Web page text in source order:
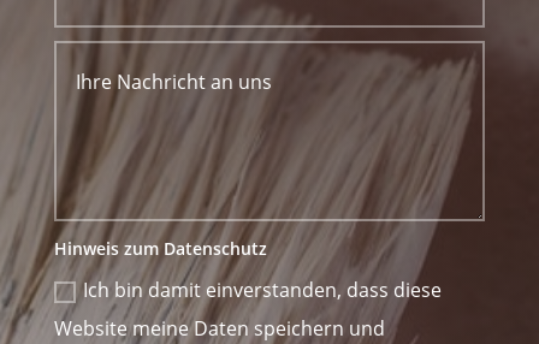
Hinweis zum Datenschutz
Ich bin damit einverstanden, dass diese
Website meine Daten speichern und